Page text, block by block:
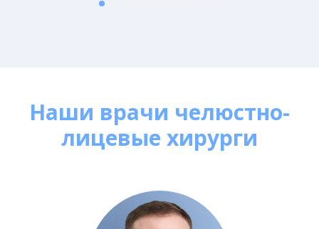
Наши врачи челюстно-
лицевые хирурги